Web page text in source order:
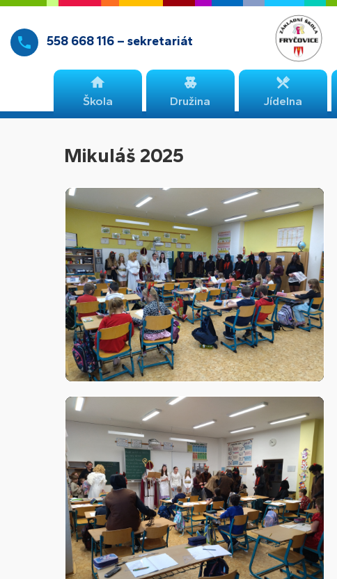
558 668 116 – sekretariát
Škola Družina Jídelna
Mikuláš 2025